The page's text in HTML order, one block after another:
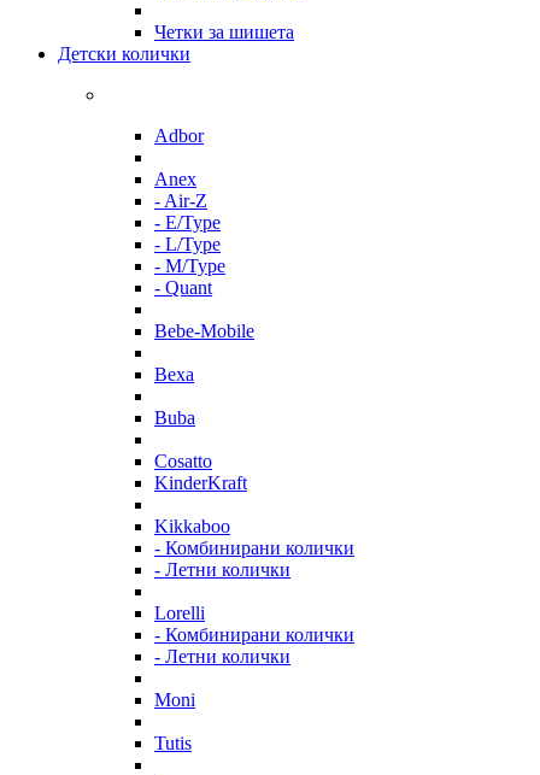
Четки за шишета
Детски колички
Adbor
Anex
- Air-Z
- E/Type
- L/Type
- M/Type
- Quant
Bebe-Mobile
Bexa
Buba
Cosatto
KinderKraft
Kikkaboo
- Комбинирани колички
- Летни колички
Lorelli
- Комбинирани колички
- Летни колички
Moni
Tutis